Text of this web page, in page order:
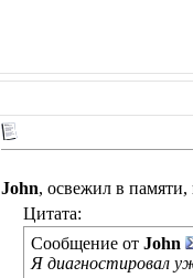
John, освежил в
Цитата:
Сообщение от John
Я диагностировал